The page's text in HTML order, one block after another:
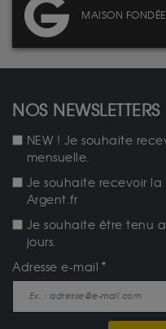
MAISON
NOS NEWSLETTERS
NEW ! Je souhaite
mensuelle.
Je souhaite recevoir
Argent.fr
Je souhaite être tenu
jours.
Adresse e-mail